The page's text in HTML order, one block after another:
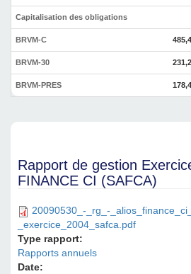
Capitalisation des obligations
BRVM-C
BRVM-30
BRVM-PRES
Rapport de gestion
FINANCE CI (SAFCA)
20090530_-_rg_-
_exercice_2004_safca.pdf
Type rapport:
Rapports annuels
Date: